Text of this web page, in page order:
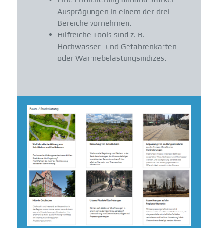
Ausprägungen in einem der drei
Bereiche vornehmen.
Hilfreiche Tools sind z. B.
Hochwasser- und Gefahrenkarten
oder Wärmebelastungsindizes.